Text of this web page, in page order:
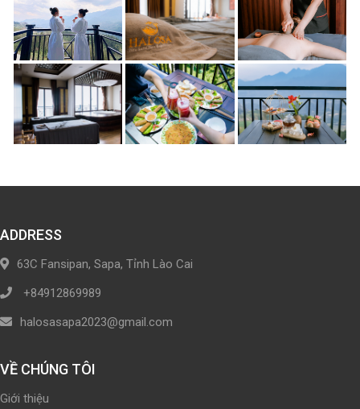
ADDRESS
63C Fansipan, Sapa, Tỉnh Lào Cai
+84912869989
halosasapa2023@gmail.com
VỀ CHÚNG TÔI
Giới thiệu